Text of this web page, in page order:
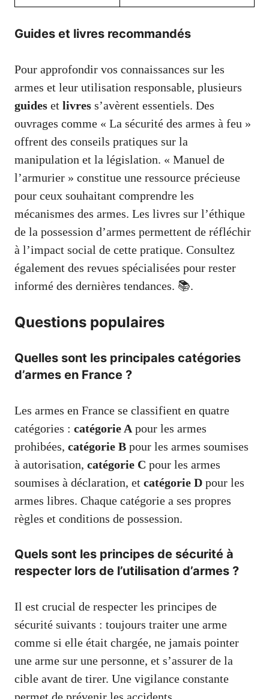
Guides et livres recommandés
Pour approfondir vos connaissances sur les
armes et leur utilisation responsable, plusieurs
guides et livres s’avèrent essentiels. Des
ouvrages comme « La sécurité des armes à feu »
offrent des conseils pratiques sur la
manipulation et la législation. « Manuel de
l’armurier » constitue une ressource précieuse
pour ceux souhaitant comprendre les
mécanismes des armes. Les livres sur l’éthique
de la possession d’armes permettent de réfléchir
à l’impact social de cette pratique. Consultez
également des revues spécialisées pour rester
informé des dernières tendances. 📚.
Questions populaires
Quelles sont les principales catégories
d’armes en France ?
Les armes en France se classifient en quatre
catégories : catégorie A pour les armes
prohibées, catégorie B pour les armes soumises
à autorisation, catégorie C pour les armes
soumises à déclaration, et catégorie D pour les
armes libres. Chaque catégorie a ses propres
règles et conditions de possession.
Quels sont les principes de sécurité à
respecter lors de l’utilisation d’armes ?
Il est crucial de respecter les principes de
sécurité suivants : toujours traiter une arme
comme si elle était chargée, ne jamais pointer
une arme sur une personne, et s’assurer de la
cible avant de tirer. Une vigilance constante